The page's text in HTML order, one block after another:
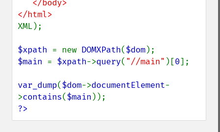
XML);
$xpath = new DOMXPath($dom
$main = $xpath->query( "//main" )[0];
var_dump($dom->documentElement-
>contains($main
?>